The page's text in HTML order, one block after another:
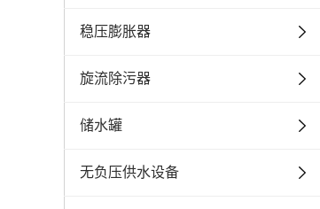
稳压膨胀器
旋流除污器
储水罐
无负压供水设备